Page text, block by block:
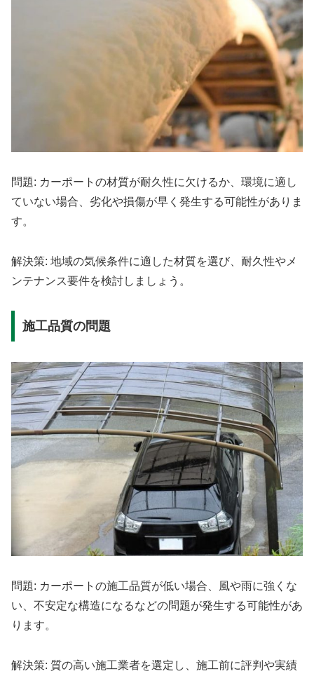
問題: カーポートの材質が耐久性に欠けるか、環境に適し
ていない場合、劣化や損傷が早く発生する可能性がありま
す。
解決策: 地域の気候条件に適した材質を選び、耐久性やメ
ンテナンス要件を検討しましょう。
施工品質の問題
問題: カーポートの施工品質が低い場合、風や雨に強くな
い、不安定な構造になるなどの問題が発生する可能性があ
ります。
解決策: 質の高い施工業者を選定し、施工前に評判や実績